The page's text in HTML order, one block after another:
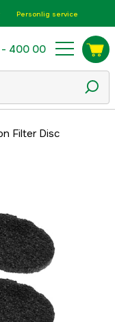
Personlig service
400 00
Filter Disc